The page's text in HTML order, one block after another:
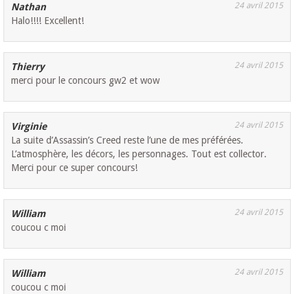
Nathan 24 avril 2015
Halo!!!! Excellent!
Thierry 24 avril 2015
merci pour le concours gw2 et wow
Virginie 24 avril 2015
La suite d’Assassin’s Creed reste l’une de mes préférées.
L’atmosphère, les décors, les personnages. Tout est collector.
Merci pour ce super concours!
William 24 avril 2015
coucou c moi
William 24 avril 2015
coucou c moi